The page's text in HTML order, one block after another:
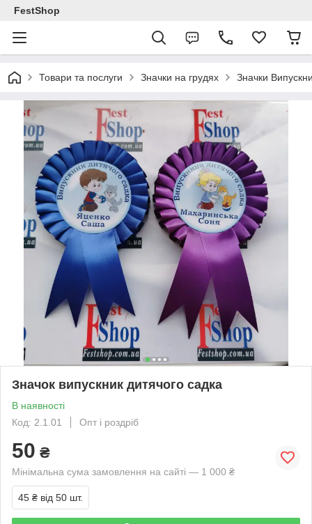
FestShop
Товари та послуги Значки на грудях Значки
Значок випускник дитячого садка
В наявності
Код: 2.1.01
Опт і роздріб
50 ₴
Мінімальна сума замовлення на сайті — 1 000 ₴
45 ₴ від 50 шт.